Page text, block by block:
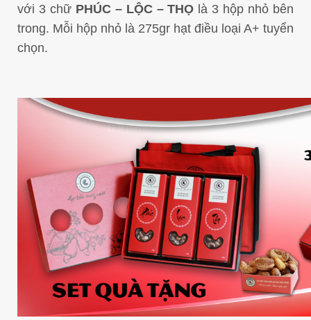
với 3 chữ PHÚC – LỘC – THỌ là 3 hộp nhỏ bên
trong. Mỗi hộp nhỏ là 275gr hạt điều loại A+ tuyển
chọn.